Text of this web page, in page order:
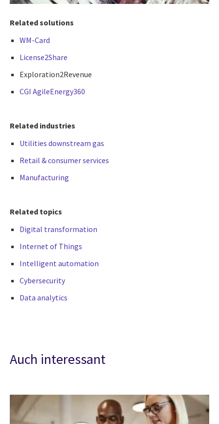
Related solutions
WM-Card
License2Share
Exploration2Revenue
CGI AgileEnergy360
Related industries
Utilities downstream gas
Retail & consumer services
Manufacturing
Related topics
Digital transformation
Internet of Things
Intelligent automation
Cybersecurity
Data analytics
Auch interessant